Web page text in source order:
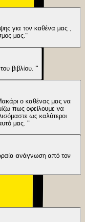
για τον καθένα μας ,
μας."
βιβλίου. "
ο καθένας μας να
πως οφείλουμε να
ως καλύτεροι
μας. "
ανάγνωση από τον